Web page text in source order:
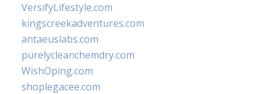
VersifyLifestyle.com
kingscreekadventures.com
antaeuslabs.com
purelycleanchemdry.com
WishOping.com
shoplegacee.com